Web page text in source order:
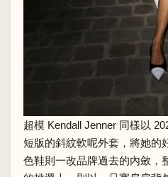
超模 Kendall Jenner 同樣以
短版的斜紋軟呢外套，將她的
色鞋則一改品牌過去的內斂，